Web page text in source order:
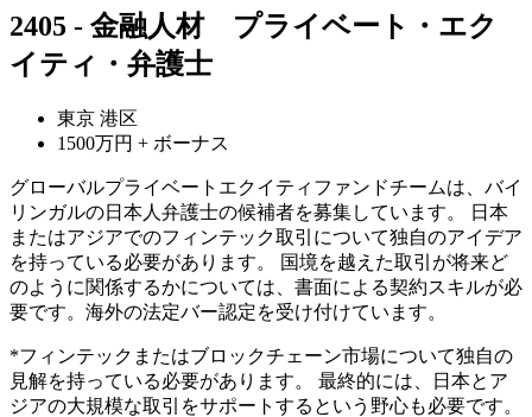
2405 - 金融人材 プライベート・エク
イティ・弁護士
東京 港区
1500万円 + ボーナス
グローバルプライベートエクイティファンドチームは、バイ
リンガルの日本人弁護士の候補者を募集しています。 日本
またはアジアでのフィンテック取引について独自のアイデア
を持っている必要があります。 国境を越えた取引が将来ど
のように関係するかについては、書面による契約スキルが必
要です。海外の法定バー認定を受け付けています。
*フィンテックまたはブロックチェーン市場について独自の
見解を持っている必要があります。 最終的には、日本とア
ジアの大規模な取引をサポートするという野心も必要です。